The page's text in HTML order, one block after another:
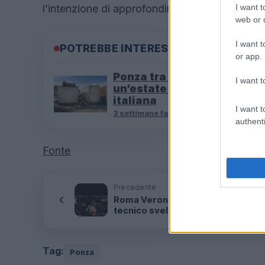
I want
web or
I want
or app.
I want
I want
l’intenzione di approfondire la vicenda.
POTREBBE INTERESSARTI
Ponza tra rifiuti e turismo:
un’estate a rischio per
italiana
3 settimane fa
Fonte
Precedente
Roma Verona, De Rossi sotto la
tecnico svela il motivo, poi la
Tag: Ponza